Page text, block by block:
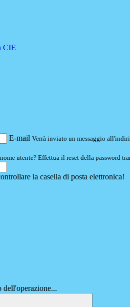
CIE
E-mail Verrà inviato un messaggio
utente? Effettua il reset della password
la casella di posta elettronica!
dell'operazione...